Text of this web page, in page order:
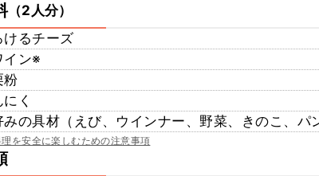
（2人分）
けるチーズ
イン※
粉
く
みの具材（えび、ウインナー、野菜、きのこ、パ
理を安全に楽しむための注意事項